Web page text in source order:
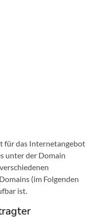
für das Internetangebot
unter der Domain
(im Folgenden
ist.